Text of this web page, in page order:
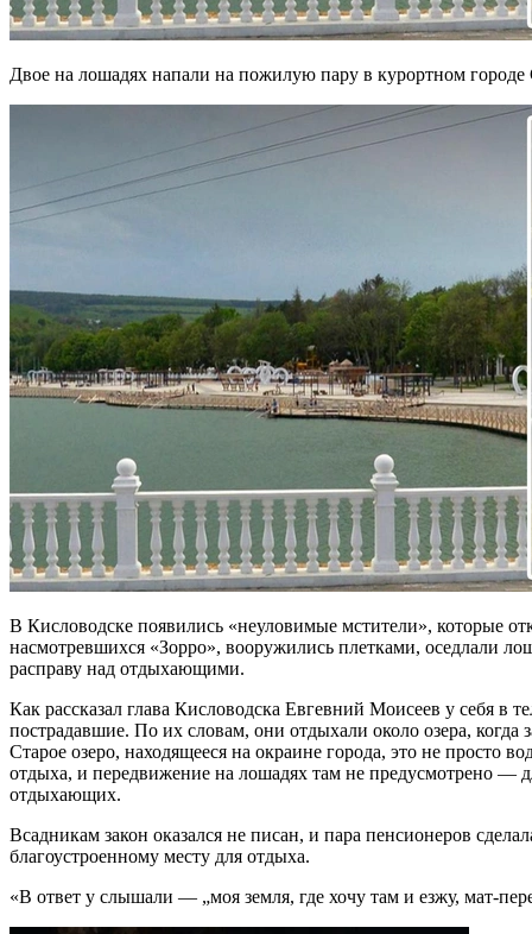
Двое на лошадях напали на пожилую пару в курортном городе
В Кисловодске появились «неуловимые мстители», которые
насмотревшихся «Зорро», вооружились плетками, оседлали
расправу над отдыхающими.
Как рассказал глава Кисловодска Евгевний Моисеев у себя в
пострадавшие. По их словам, они отдыхали около озера, когда
Старое озеро, находящееся на окраине города, это не просто
отдыха, и передвижение на лошадях там не предусмотрено —
отдыхающих.
Всадникам закон оказался не писан, и пара пенсионеров
благоустроенному месту для отдыха.
«В ответ у слышали — „моя земля, где хочу там и езжу, мат-